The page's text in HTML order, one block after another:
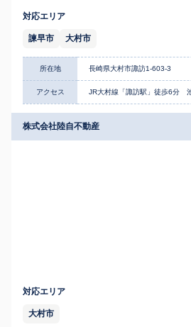
対応エリア
諫早市 大村市
所在地 長崎県大村市諏訪1-603-3
アクセス JR大村線「諏訪駅」徒歩6分
株式会社陸自不動産
対応エリア
大村市